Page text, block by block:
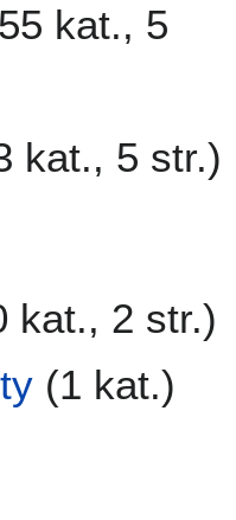
kat., 5
kat., 5 str.)
kat., 2 str.)
(1 kat.)